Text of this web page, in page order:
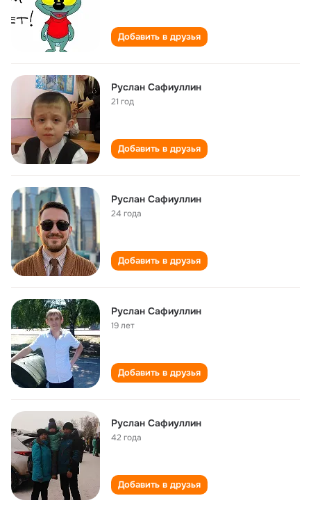
Добавить в друзья
Руслан Сафиуллин
21 год
Добавить в друзья
Руслан Сафиуллин
24 года
Добавить в друзья
Руслан Сафиуллин
19 лет
Добавить в друзья
Руслан Сафиуллин
42 года
Добавить в друзья